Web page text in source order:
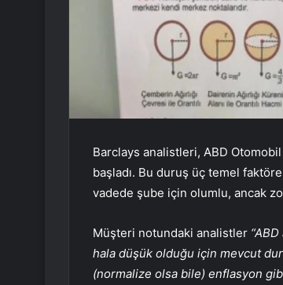
Barclays analistleri, ABD
başladı. Bu duruş üç temel
vadede şube için olumlu, ancak
Müşteri notundaki analistler
hala düşük olduğu için mevcut
(normalize olsa bile) enflasyon